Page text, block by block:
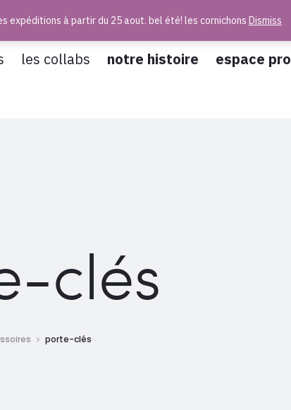
les collabs notre histoire espace pro
clés
porte-clés
expéditions à partir du 25 aout. bel été! les cornichons Dismiss